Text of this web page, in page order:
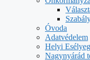
Óvoda
Adatvédelem
Helyi
Nagynyárád